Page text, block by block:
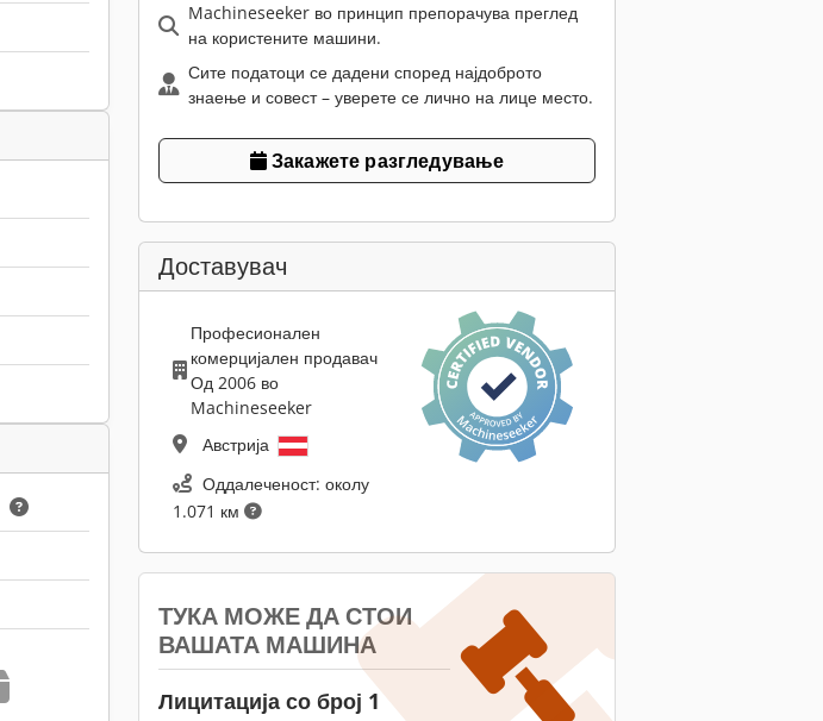
Machineseeker во принцип препорачува преглед
на користените машини.
Сите податоци се дадени според најдоброто
знаење и совест – уверете се лично на лице место.
Закажете разгледување
Доставувач
Професионален
комерцијален продавач
Од 2006 во
Machineseeker
Австрија
Оддалеченост: околу
1.071 км
ТУКА МОЖЕ ДА СТОИ
ВАШАТА МАШИНА
Лицитација со број 1